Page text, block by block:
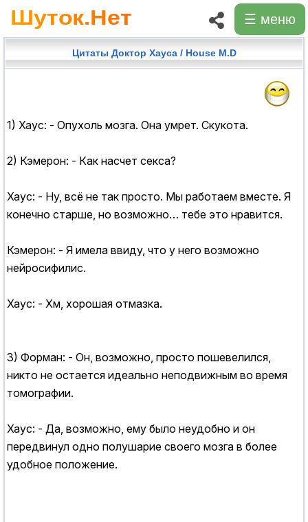
☰ меню
Цитаты Доктор Хауса / House M.D
1) Хаус: - Опухоль мозга. Она умрет. Скукота.
2) Кэмерон: - Как насчет cекcа?
Хаус: - Ну, всё не так просто. Мы работаем вместе. Я
конечно старше, но возможно… тебе это нравится.
Кэмерон: - Я имела ввиду, что у него возможно
нейросифилис.
Хаус: - Хм, хорошая отмазка.
3) Форман: - Он, возможно, просто пошевелился,
никто не остается идеально неподвижным во время
томографии.
Хаус: - Да, возможно, ему было неудобно и он
передвинул одно полушарие своего мозга в более
удобное положение.